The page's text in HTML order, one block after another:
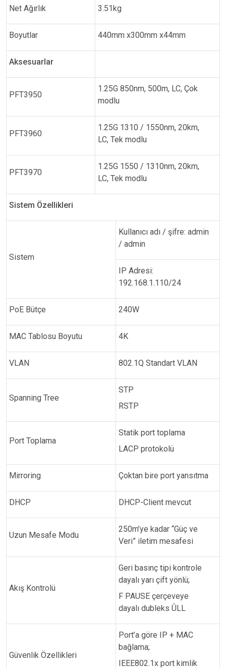
Net Ağırlık 3.51kg
Boyutlar 440mm x300mm x44mm
Aksesuarlar
PFT3950
1.25G 850nm, 500m, LC, Çok
modlu
PFT3960
1.25G 1310 / 1550nm, 20km,
LC, Tek modlu
PFT3970
1.25G 1550 / 1310nm, 20km,
LC, Tek modlu
Sistem Özellikleri
Sistem
Kullanıcı adı / şifre: admin
/ admin
IP Adresi:
192.168.1.110/24
PoE Bütçe 240W
MAC Tablosu Boyutu 4K
VLAN 802.1Q Standart VLAN
Spanning Tree
STP
RSTP
Port Toplama
Statik port toplama
LACP protokolü
Mirroring Çoktan bire port yansıtma
DHCP DHCP-Client mevcut
Uzun Mesafe Modu
250m’ye kadar “Güç ve
Veri” iletim mesafesi
Akış Kontrolü
Geri basınç tipi kontrole
dayalı yarı çift yönlü;
F PAUSE çerçeveye
dayalı dubleks ÛLL
Güvenlik Özellikleri
Port’a göre IP + MAC
bağlama;
IEEE802.1x port kimlik